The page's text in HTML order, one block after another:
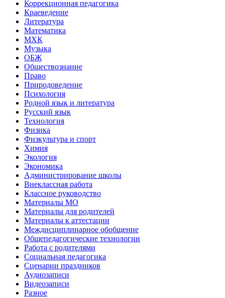
Коррекционная педагогика
Краеведение
Литература
Математика
МХК
Музыка
ОБЖ
Обществознание
Право
Природоведение
Психология
Родной язык и литература
Русский язык
Технология
Физика
Физкультура и спорт
Химия
Экология
Экономика
Администрирование школы
Внеклассная работа
Классное руководство
Материалы МО
Материалы для родителей
Материалы к аттестации
Междисциплинарное обобщение
Общепедагогические технологии
Работа с родителями
Социальная педагогика
Сценарии праздников
Аудиозаписи
Видеозаписи
Разное